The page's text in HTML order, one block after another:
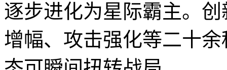
逐步进化为星际霸主。
增幅、攻击强化等二十